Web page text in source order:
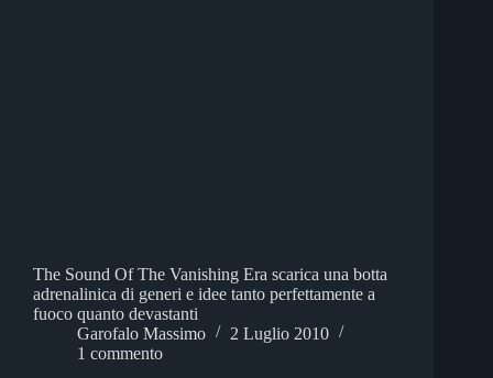
The Sound Of The Vanishing Era scarica una botta
adrenalinica di generi e idee tanto perfettamente a
fuoco quanto devastanti
Garofalo Massimo
2 Luglio 2010
1 commento